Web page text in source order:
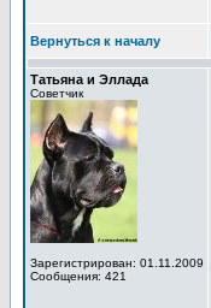
Вернуться к началу
Татьяна и Эллада
Советчик
Зарегистрирован: 01.11.2009
Сообщения: 421